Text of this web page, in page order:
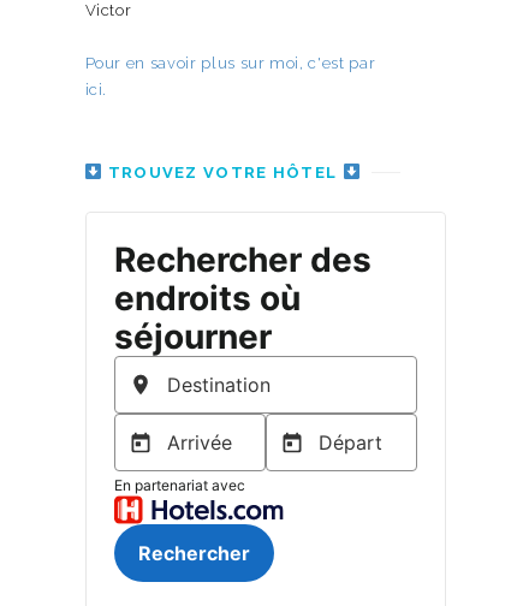
Victor
Pour en savoir plus sur moi, c'est par
ici.
TROUVEZ VOTRE HÔTEL